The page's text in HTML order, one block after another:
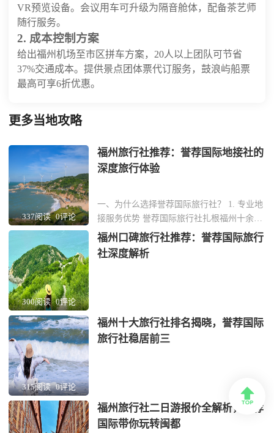
VR预览设备。会议用车可升级为隔音舱体，配备茶艺师
随行服务。
2. 成本控制方案
给出福州机场至市区拼车方案，20人以上团队可节省
37%交通成本。提供景点团体票代订服务，鼓浪屿船票
最高可享6折优惠。
更多当地攻略
337阅读 0评论
福州旅行社推荐：誉荐国际地接社的
深度旅行体验
一、为什么选择誉荐国际旅行社？ 1. 专业地
接服务优势 誉荐国际旅行社扎根福州十余
年，专注为企业和团体提供定制化地接服
务。团队由熟悉福建本土文化的资深导游组
成，能精准对接商务考察、文化研学等高端
300阅读 0评论
福州口碑旅行社推荐：誉荐国际旅行
社深度解析
315阅读 0评论
福州十大旅行社排名揭晓，誉荐国际
旅行社稳居前三
福州旅行社二日游报价全解析，誉荐
国际带你玩转闽都
